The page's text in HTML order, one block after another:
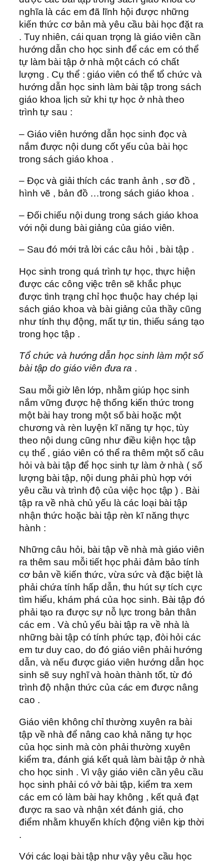
nghĩa là các em đã lĩnh hội được những
kiến thức cơ bản mà yêu cầu bài học đặt ra
. Tuy nhiên, cái quan trọng là giáo viên cần
hướng dẫn cho học sinh để các em có thể
tự làm bài tập ở nhà một cách có chất
lượng . Cụ thể : giáo viên có thể tổ chức và
hướng dẫn học sinh làm bài tập trong sách
giáo khoa lịch sử khi tự học ở nhà theo
trình tự sau :
– Giáo viên hướng dẫn học sinh đọc và
nắm được nội dung cốt yếu của bài học
trong sách giáo khoa .
– Đọc và giải thích các tranh ảnh , sơ đồ ,
hình vẽ , bản đồ …trong sách giáo khoa .
– Đối chiếu nội dung trong sách giáo khoa
với nội dung bài giảng của giáo viên.
– Sau đó mới trả lời các câu hỏi , bài tập .
Học sinh trong quá trình tự học, thực hiện
được các công việc trên sẽ khắc phục
được tình trạng chỉ học thuộc hay chép lại
sách giáo khoa và bài giảng của thầy cũng
như tính thụ động, mất tự tin, thiếu sáng tạo
trong học tập .
Tổ chức và hướng dẫn học sinh làm một số
bài tập do giáo viên đưa ra .
Sau mỗi giờ lên lớp, nhằm giúp học sinh
nắm vững được hệ thống kiến thức trong
một bài hay trong một số bài hoặc một
chương và rèn luyện kĩ năng tự học, tùy
theo nội dung cũng như điều kiện học tập
cụ thể , giáo viên có thể ra thêm một số câu
hỏi và bài tập để học sinh tự làm ở nhà ( số
lượng bài tập, nội dung phải phù hợp với
yêu cầu và trình độ của việc học tập ) . Bài
tập ra về nhà chủ yếu là các loại bài tập
nhận thức hoặc bài tập rèn kĩ năng thực
hành :
Những câu hỏi, bài tập về nhà mà giáo viên
ra thêm sau mỗi tiết học phải đảm bảo tính
cơ bản về kiến thức, vừa sức và đặc biệt là
phải chứa tính hấp dẫn, thu hút sự tích cực
tìm hiểu, khám phá của học sinh. Bài tập đó
phải tạo ra được sự nỗ lực trong bản thân
các em . Và chủ yếu bài tập ra về nhà là
những bài tập có tính phức tạp, đòi hỏi các
em tư duy cao, do đó giáo viên phải hướng
dẫn, và nếu được giáo viên hướng dẫn học
sinh sẽ suy nghĩ và hoàn thành tốt, từ đó
trình độ nhận thức của các em được nâng
cao .
Giáo viên không chỉ thường xuyên ra bài
tập về nhà để nâng cao khả năng tự học
của học sinh mà còn phải thường xuyên
kiểm tra, đánh giá kết quả làm bài tập ở nhà
cho học sinh . Vì vậy giáo viên cần yêu cầu
học sinh phải có vở bài tập, kiểm tra xem
các em có làm bài hay không , kết quả đạt
được ra sao và nhận xét đánh giá, cho
điểm nhằm khuyến khích động viên kịp thời
.
Với các loại bài tập như vậy yêu cầu học